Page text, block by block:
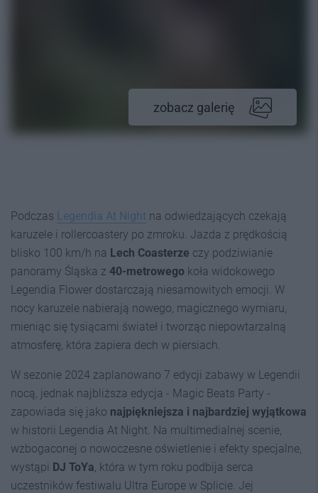
zobacz galerię
Podczas Legendia At Night na odwiedzających czekają
karuzele i rollercoastery po zmroku. Jazda z prędkością
blisko 100 km/h na Lech Coasterze czy podziwianie
panoramy Śląska z 40-metrowego koła widokowego
Legendia Flower dostarczają niesamowitych emocji. W
nocy karuzele nabierają nowego, magicznego wymiaru,
mieniąc się tysiącami świateł i tworząc niepowtarzalną
atmosferę, która zapiera dech w piersiach.
W sezonie 2024 zaplanowano 7 edycji zabawy w Legendii
nocą, jednak najbliższa edycja - Magic Beats Party -
zapowiada się jako najpiękniejsza i najbardziej wyjątkowa
w historii Legendia At Night. Na multimedialnej scenie,
wzbogaconej o nowoczesne oświetlenie i efekty specjalne,
wystąpi DJ ToYa, która w tym roku podbija serca
uczestników festiwalu Ultra Europe w Splicie. Jej